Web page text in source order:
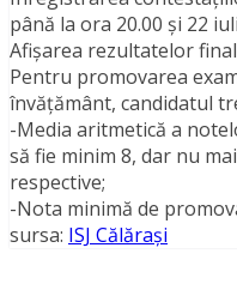
până la ora 20.00 și 22
Afişarea rezultatelor
Pentru promovarea
învăţământ, candidatul
-Media aritmetică a
să fie minim 8, dar nu
respective;
-Nota minimă de
sursa: ISJ Călărași